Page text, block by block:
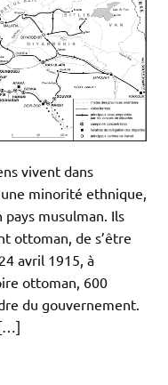
vivent dans
minorité ethnique,
musulman. Ils
ottoman, de s’être
avril 1915, à
ottoman, 600
du gouvernement.
[…]